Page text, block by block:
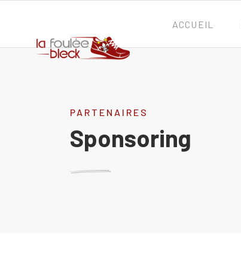
ACCUEIL
PARTENAIRES
Sponsoring